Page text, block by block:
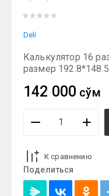
Deli
Калькулятор 16
размер
142 000 сўм
К сравнению
Поделиться